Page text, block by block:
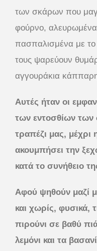
των σκάρων που
φούρνο, αλευρωμένα
πασπαλισμένα με
τους ψαρεύουν
αγγουράκια
Αυτές ήταν οι
των εντοσθίων
τραπέζι μας, μέχρι
ακουμπήσει την
κατά το συνήθειο
Αφού ψηθούν μαζί
και χωρίς, φυσικά,
πιρούνι σε βαθύ
λεμόνι και τα